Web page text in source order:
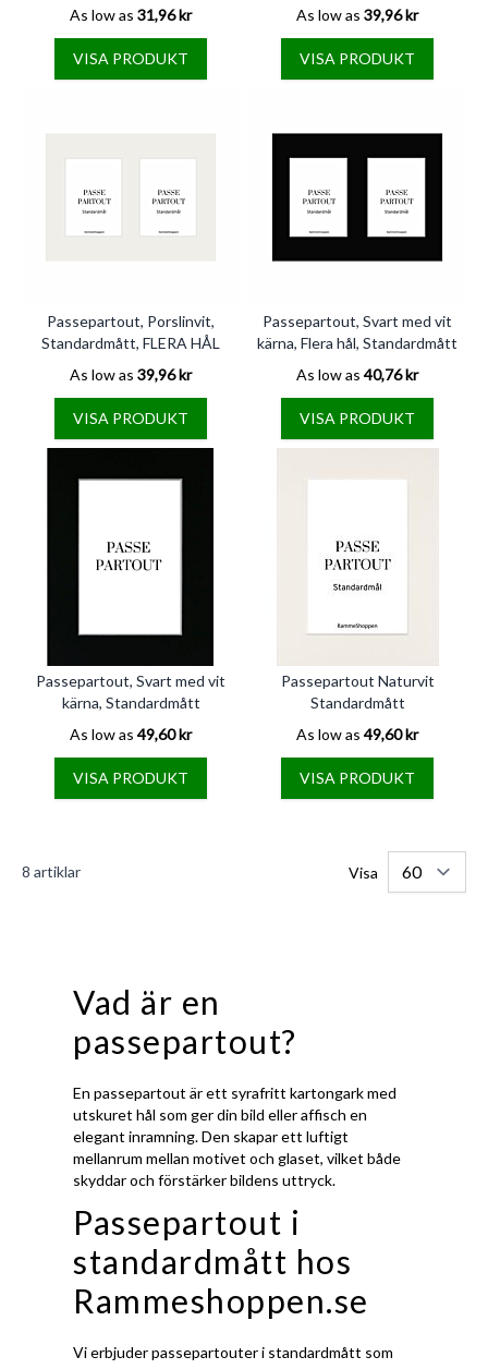
As low as 31,96 kr
VISA PRODUKT
As low as 39,96 kr
VISA PRODUKT
Passepartout, Porslinvit,
Standardmått, FLERA HÅL
As low as 39,96 kr
VISA PRODUKT
Passepartout, Svart med vit
kärna, Flera hål, Standardmått
As low as 40,76 kr
VISA PRODUKT
Passepartout, Svart med vit
kärna, Standardmått
As low as 49,60 kr
VISA PRODUKT
Passepartout Naturvit
Standardmått
As low as 49,60 kr
VISA PRODUKT
8 artiklar Visa
Vad är en
passepartout?
En passepartout är ett syrafritt kartongark med
utskuret hål som ger din bild eller affisch en
elegant inramning. Den skapar ett luftigt
mellanrum mellan motivet och glaset, vilket både
skyddar och förstärker bildens uttryck.
Passepartout i
standardmått hos
Rammeshoppen.se
Vi erbjuder passepartouter i standardmått som